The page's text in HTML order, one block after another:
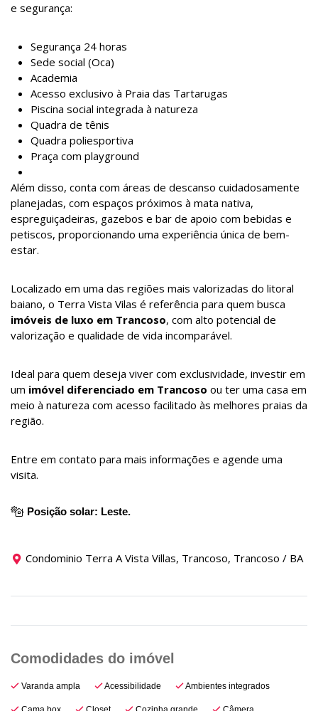
e segurança:
Segurança 24 horas
Sede social (Oca)
Academia
Acesso exclusivo à Praia das Tartarugas
Piscina social integrada à natureza
Quadra de tênis
Quadra poliesportiva
Praça com playground
Além disso, conta com áreas de descanso cuidadosamente
planejadas, com espaços próximos à mata nativa,
espreguiçadeiras, gazebos e bar de apoio com bebidas e
petiscos, proporcionando uma experiência única de bem-
estar.
Localizado em uma das regiões mais valorizadas do litoral
baiano, o Terra Vista Vilas é referência para quem busca
imóveis de luxo em Trancoso, com alto potencial de
valorização e qualidade de vida incomparável.
Ideal para quem deseja viver com exclusividade, investir em
um imóvel diferenciado em Trancoso ou ter uma casa em
meio à natureza com acesso facilitado às melhores praias da
região.
Entre em contato para mais informações e agende uma
visita.
Posição solar: Leste.
Condominio Terra A Vista Villas, Trancoso, Trancoso / BA
Varanda ampla Acessibilidade Ambientes integrados